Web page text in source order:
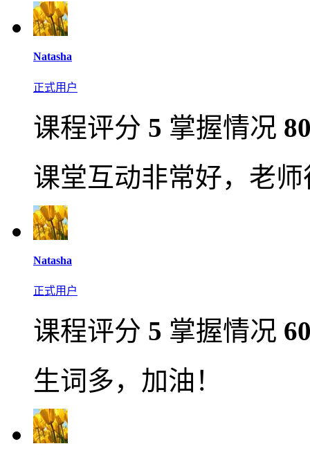
Natasha
正式用户
课程评分 5 掌握情况
课堂互动非常好，老
Natasha
正式用户
课程评分 5 掌握情况
生词多，加油！